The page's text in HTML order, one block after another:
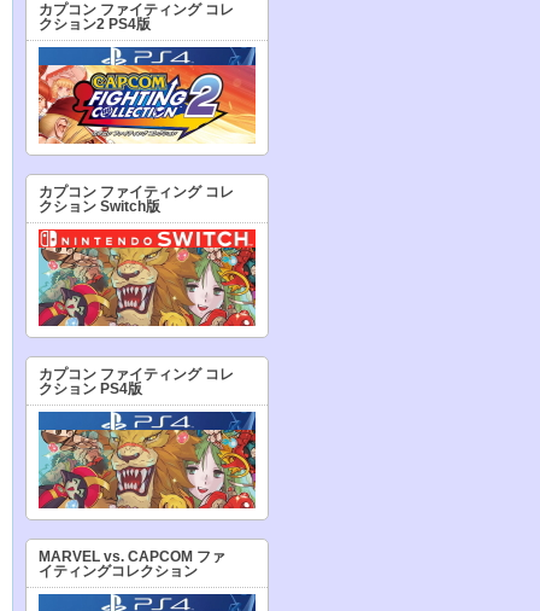
カプコン ファイティング コレ
クション2 PS4版
カプコン ファイティング コレ
クション Switch版
カプコン ファイティング コレ
クション PS4版
MARVEL vs. CAPCOM ファ
イティングコレクション